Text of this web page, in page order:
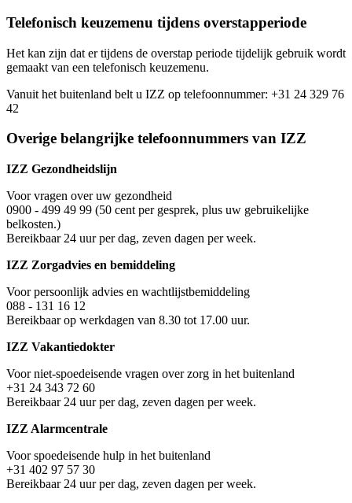
Telefonisch keuzemenu tijdens overstapperiode
Het kan zijn dat er tijdens de overstap periode tijdelijk gebruik wordt
gemaakt van een telefonisch keuzemenu.
Vanuit het buitenland belt u IZZ op telefoonnummer: +31 24 329 76
42
Overige belangrijke telefoonnummers van IZZ
IZZ Gezondheidslijn
Voor vragen over uw gezondheid
0900 - 499 49 99 (50 cent per gesprek, plus uw gebruikelijke
belkosten.)
Bereikbaar 24 uur per dag, zeven dagen per week.
IZZ Zorgadvies en bemiddeling
Voor persoonlijk advies en wachtlijstbemiddeling
088 - 131 16 12
Bereikbaar op werkdagen van 8.30 tot 17.00 uur.
IZZ Vakantiedokter
Voor niet-spoedeisende vragen over zorg in het buitenland
+31 24 343 72 60
Bereikbaar 24 uur per dag, zeven dagen per week.
IZZ Alarmcentrale
Voor spoedeisende hulp in het buitenland
+31 402 97 57 30
Bereikbaar 24 uur per dag, zeven dagen per week.